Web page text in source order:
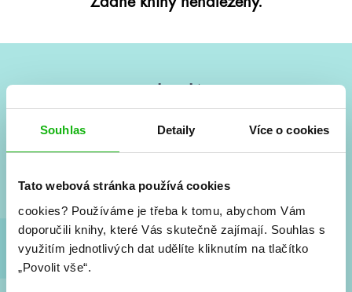
Souhlas Detaily Více o cookies
Tato webová stránka používá cookies
cookies? Používáme je třeba k tomu, abychom Vám
doporučili knihy, které Vás skutečně zajímají. Souhlas s
využitím jednotlivých dat udělíte kliknutím na tlačítko
„Povolit vše“.
Vše kolem #youngadult každý měsíc rovnou do mailu!
a seriálové adaptace a další.